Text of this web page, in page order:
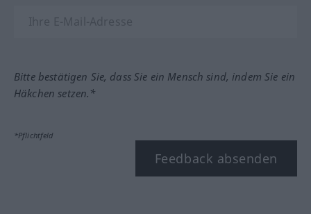
Bitte bestätigen Sie, dass Sie ein Mensch sind, indem Sie ein
Häkchen setzen.*
*Pflichtfeld
Feedback absenden